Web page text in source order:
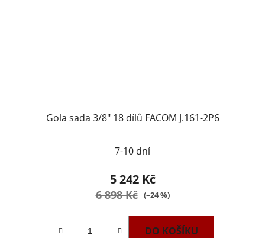
Gola sada 3/8" 18 dílů FACOM J.161-2P6
7-10 dní
5 242 Kč
6 898 Kč (–24 %)
DO KOŠÍKU